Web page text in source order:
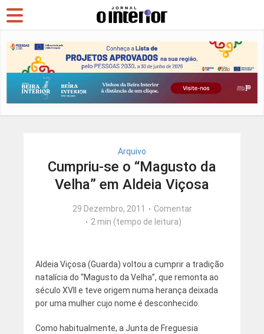
Arquivo
Cumpriu-se o “Magusto da
Velha” em Aldeia Viçosa
29 Dezembro, 2011
Comentar
2 min (tempo de leitura)
Aldeia Viçosa (Guarda) voltou a cumprir a tradição
natalícia do “Magusto da Velha”, que remonta ao
século XVII e teve origem numa herança deixada
por uma mulher cujo nome é desconhecido.
Como habitualmente, a Junta de Freguesia